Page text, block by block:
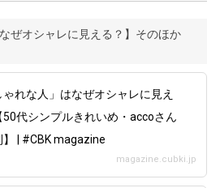
ぜオシャレに見える？】そのほか
ゃれな人」はなぜオシャレに見え
50代シンプルきれいめ・accoさん
】 | #CBK magazine
magazine.cubki.jp